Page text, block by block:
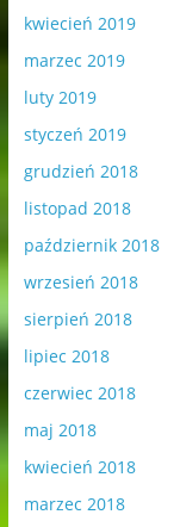
kwiecień 2019
marzec 2019
luty 2019
styczeń 2019
grudzień 2018
listopad 2018
październik 2018
wrzesień 2018
sierpień 2018
lipiec 2018
czerwiec 2018
maj 2018
kwiecień 2018
marzec 2018